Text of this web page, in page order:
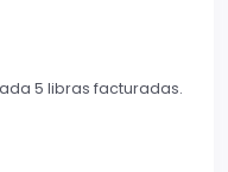
5 libras facturadas.